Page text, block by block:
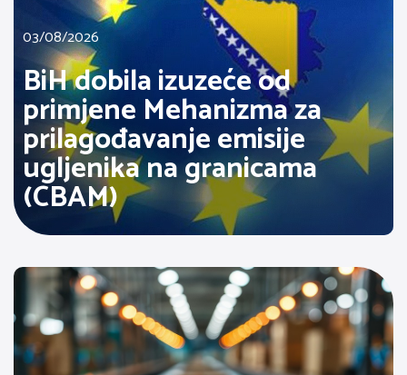
03/08/2026
BiH dobila izuzeće od
primjene Mehanizma za
prilagođavanje emisije
ugljenika na granicama
(CBAM)